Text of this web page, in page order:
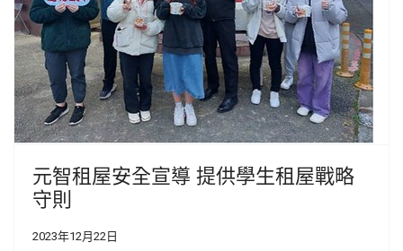
元智租屋安全宣導 提供學生租屋戰略
守則
2023年12月22日